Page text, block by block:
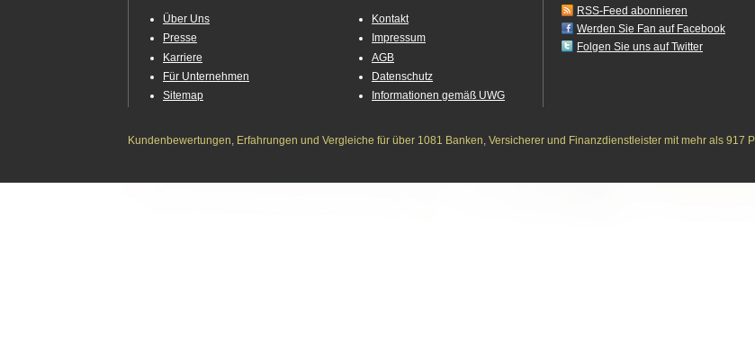
Über Uns
Presse
Karriere
Für Unternehmen
Sitemap
Kontakt
Impressum
AGB
Datenschutz
Informationen gemäß UWG
RSS-Feed abonnieren
Werden Sie Fan auf Facebook
Folgen Sie uns auf Twitter
Kundenbewertungen, Erfahrungen und Vergleiche für über 1081 Banken, Versicherer und Finanzdienstleister mit mehr als 917